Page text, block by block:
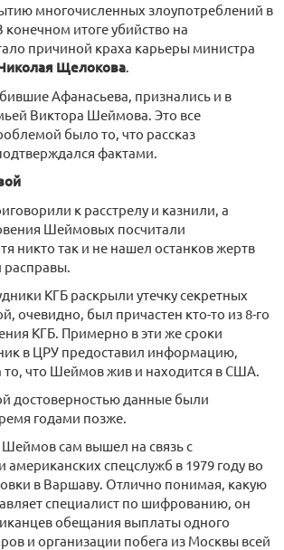
многочисленных злоупотреблений в
итоге убийство на
причиной краха карьеры министра
Щелокова.
Афанасьева, признались и в
Виктора Шеймова. Это все
было то, что рассказ
фактами.
к расстрелу и казнили, а
Шеймовых посчитали
никто так и не нашел останков жертв
расправы.
КГБ раскрыли утечку секретных
очевидно, был причастен кто-то из 8-го
КГБ. Примерно в эти же сроки
в ЦРУ предоставил информацию,
что Шеймов жив и находится в США.
достоверностью данные были
годами позже.
сам вышел на связь с
американских спецслужб в 1979 году во
в Варшаву. Отлично понимая, какую
специалист по шифрованию, он
обещания выплаты одного
и организации побега из Москвы всей